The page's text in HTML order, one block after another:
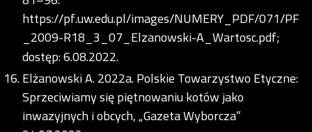
https://pf.uw.edu.pl/images/NUMERY_PDF/071/PF
_2009-R18_3_07_Elzanowski-A_Wartosc.pdf;
dostęp: 6.08.2022.
Elżanowski A. 2022a. Polskie Towarzystwo Etyczne:
Sprzeciwiamy się piętnowaniu kotów jako
inwazyjnych i obcych, „Gazeta Wyborcza”